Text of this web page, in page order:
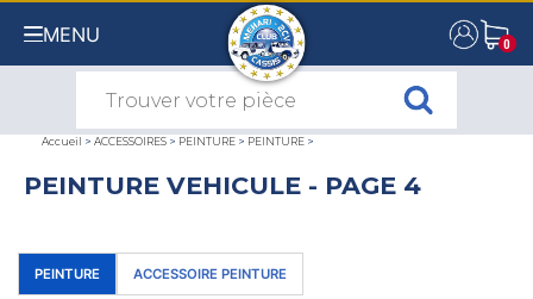
MENU 0
0
Accueil > ACCESSOIRES > PEINTURE > PEINTURE >
PEINTURE VEHICULE - PAGE 4
PEINTURE ACCESSOIRE PEINTURE